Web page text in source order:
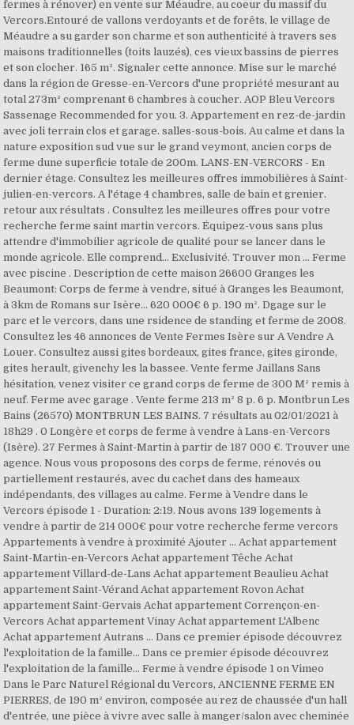
fermes à rénover) en vente sur Méaudre, au coeur du massif du
Vercors.Entouré de vallons verdoyants et de forêts, le village de
Méaudre a su garder son charme et son authenticité à travers ses
maisons traditionnelles (toits lauzés), ces vieux bassins de pierres
et son clocher. 165 m². Signaler cette annonce. Mise sur le marché
dans la région de Gresse-en-Vercors d'une propriété mesurant au
total 273m² comprenant 6 chambres à coucher. AOP Bleu Vercors
Sassenage Recommended for you. 3. Appartement en rez-de-jardin
avec joli terrain clos et garage. salles-sous-bois. Au calme et dans la
nature exposition sud vue sur le grand veymont, ancien corps de
ferme dune superficie totale de 200m. LANS-EN-VERCORS - En
dernier étage. Consultez les meilleures offres immobilières à Saint-
julien-en-vercors. A l'étage 4 chambres, salle de bain et grenier.
retour aux résultats . Consultez les meilleures offres pour votre
recherche ferme saint martin vercors. Équipez-vous sans plus
attendre d'immobilier agricole de qualité pour se lancer dans le
monde agricole. Elle comprend... Exclusivité. Trouver mon ... Ferme
avec piscine . Description de cette maison 26600 Granges les
Beaumont: Corps de ferme à vendre, situé à Granges les Beaumont,
à 3km de Romans sur Isère... 620 000€ 6 p. 190 m². Dgage sur le
parc et le vercors, dans une rsidence de standing et ferme de 2008.
Consultez les 46 annonces de Vente Fermes Isère sur A Vendre A
Louer. Consultez aussi gites bordeaux, gites france, gites gironde,
gites herault, givenchy les la bassee. Vente ferme Jaillans Sans
hésitation, venez visiter ce grand corps de ferme de 300 M² remis à
neuf. Ferme avec garage . Vente ferme 213 m² 8 p. 6 p. Montbrun Les
Bains (26570) MONTBRUN LES BAINS. 7 résultats au 02/01/2021 à
18h29 . 0 Longère et corps de ferme à vendre à Lans-en-Vercors
(Isère). 27 Fermes à Saint-Martin à partir de 187 000 €. Trouver une
agence. Nous vous proposons des corps de ferme, rénovés ou
partiellement restaurés, avec du cachet dans des hameaux
indépendants, des villages au calme. Ferme à Vendre dans le
Vercors épisode 1 - Duration: 2:19. Nous avons 139 logements à
vendre à partir de 214 000€ pour votre recherche ferme vercors
Appartements à vendre à proximité Ajouter ... Achat appartement
Saint-Martin-en-Vercors Achat appartement Têche Achat
appartement Villard-de-Lans Achat appartement Beaulieu Achat
appartement Saint-Vérand Achat appartement Rovon Achat
appartement Saint-Gervais Achat appartement Corrençon-en-
Vercors Achat appartement Vinay Achat appartement L'Albenc
Achat appartement Autrans … Dans ce premier épisode découvrez
l'exploitation de la famille… Dans ce premier épisode découvrez
l'exploitation de la famille… Ferme à vendre épisode 1 on Vimeo
Dans le Parc Naturel Régional du Vercors, ANCIENNE FERME EN
PIERRES, de 190 m² environ, composée au rez de chaussée d'un hall
d'entrée, une pièce à vivre avec salle à manger/salon avec cheminée